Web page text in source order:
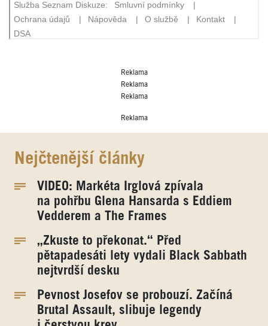
Reklama
Reklama
Reklama
Reklama
Nejčtenější články
VIDEO: Markéta Irglová zpívala
na pohřbu Glena Hansarda s Eddiem
Vedderem a The Frames
„Zkuste to překonat.“ Před
pětapadesáti lety vydali Black Sabbath
nejtvrdší desku
Pevnost Josefov se probouzí. Začíná
Brutal Assault, slibuje legendy